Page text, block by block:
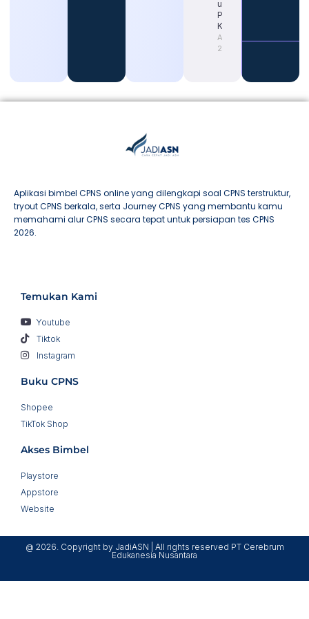
untuk
Persiapan
Karier
August 4,
2026
Aplikasi bimbel CPNS online yang dilengkapi soal CPNS terstruktur,
tryout CPNS berkala, serta Journey CPNS yang membantu kamu
memahami alur CPNS secara tepat untuk persiapan tes CPNS
2026.
Temukan Kami
Youtube
Tiktok
Instagram
Buku CPNS
Shopee
TikTok Shop
Akses Bimbel
Playstore
Appstore
Website
@ 2026. Copyright by JadiASN | All rights reserved PT Cerebrum
Edukanesia Nusantara